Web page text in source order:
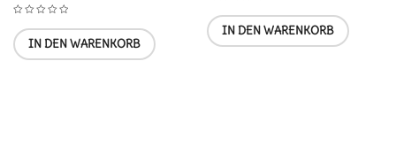
IN DEN WARENKORB
IN DEN WARENKORB